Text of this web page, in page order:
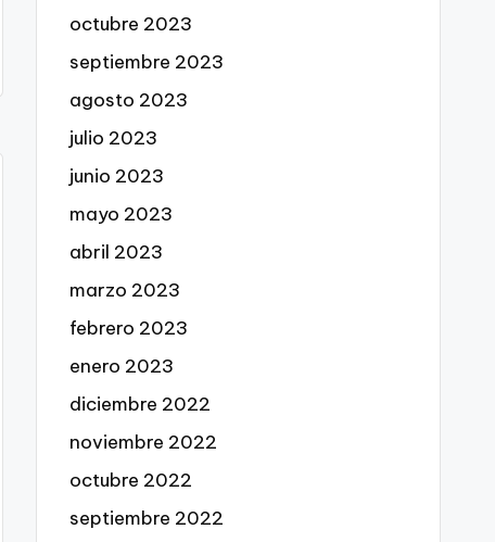
octubre 2023
septiembre 2023
agosto 2023
julio 2023
junio 2023
mayo 2023
abril 2023
marzo 2023
febrero 2023
enero 2023
diciembre 2022
noviembre 2022
octubre 2022
septiembre 2022